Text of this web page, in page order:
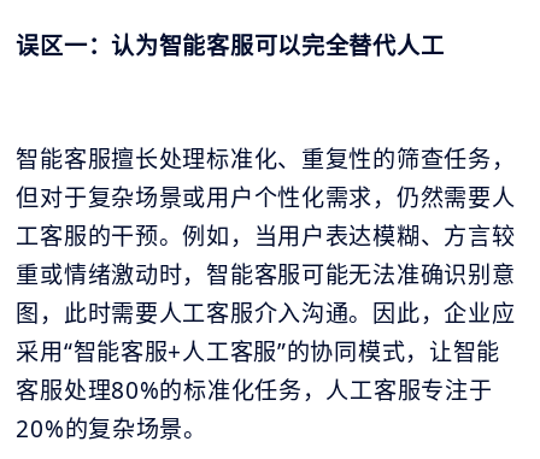
误区一：认为智能客服可以完全替代人工
智能客服擅长处理标准化、重复性的筛查任务，
但对于复杂场景或用户个性化需求，仍然需要人
工客服的干预。例如，当用户表达模糊、方言较
重或情绪激动时，智能客服可能无法准确识别意
图，此时需要人工客服介入沟通。因此，企业应
采用“智能客服+人工客服”的协同模式，让智能
客服处理80%的标准化任务，人工客服专注于
20%的复杂场景。